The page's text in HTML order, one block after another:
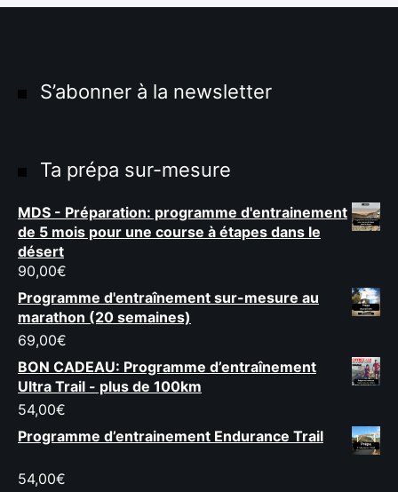
S’abonner à la newsletter
Ta prépa sur-mesure
MDS - Préparation: programme d'entrainement
de 5 mois pour une course à étapes dans le
désert
90,00€
Programme d'entraînement sur-mesure au
marathon (20 semaines)
69,00€
BON CADEAU: Programme d’entraînement
Ultra Trail - plus de 100km
54,00€
Programme d’entrainement Endurance Trail
54,00€